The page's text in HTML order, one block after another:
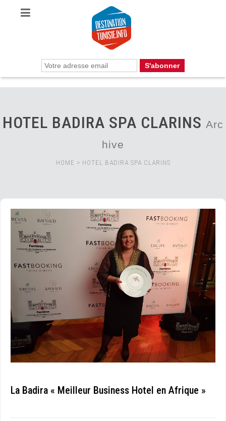
HOTEL BADIRA SPA CLARINS Arc
hive
HOME > HOTEL BADIRA SPA CLARINS
La Badira « Meilleur Business Hotel en Afrique »